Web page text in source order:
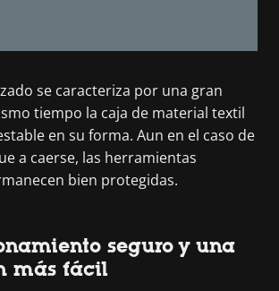
se caracteriza por una gran
tiempo la caja de material textil
en su forma. Aun en el caso de
a caerse, las herramientas
bien protegidas.
seguro y una
más fácil